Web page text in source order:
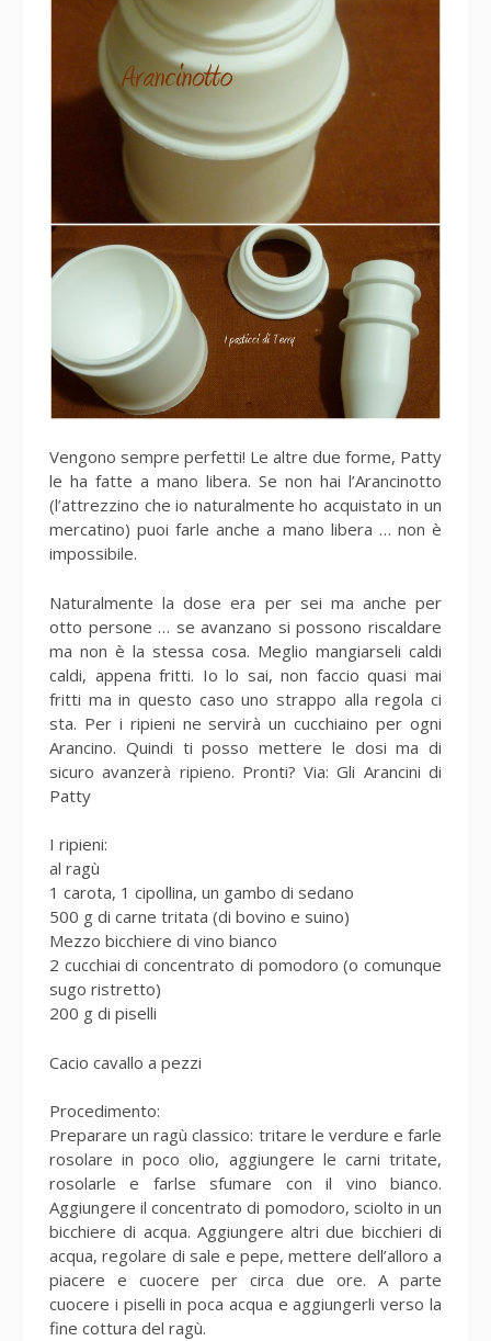
Vengono sempre perfetti! Le altre due forme, Patty
le ha fatte a mano libera. Se non hai l’Arancinotto
(l’attrezzino che io naturalmente ho acquistato in un
mercatino) puoi farle anche a mano libera … non è
impossibile.
Naturalmente la dose era per sei ma anche per
otto persone … se avanzano si possono riscaldare
ma non è la stessa cosa. Meglio mangiarseli caldi
caldi, appena fritti. Io lo sai, non faccio quasi mai
fritti ma in questo caso uno strappo alla regola ci
sta. Per i ripieni ne servirà un cucchiaino per ogni
Arancino. Quindi ti posso mettere le dosi ma di
sicuro avanzerà ripieno. Pronti? Via: Gli Arancini di
Patty
I ripieni:
al ragù
1 carota, 1 cipollina, un gambo di sedano
500 g di carne tritata (di bovino e suino)
Mezzo bicchiere di vino bianco
2 cucchiai di concentrato di pomodoro (o comunque
sugo ristretto)
200 g di piselli
Cacio cavallo a pezzi
Procedimento:
Preparare un ragù classico: tritare le verdure e farle
rosolare in poco olio, aggiungere le carni tritate,
rosolarle e farlse sfumare con il vino bianco.
Aggiungere il concentrato di pomodoro, sciolto in un
bicchiere di acqua. Aggiungere altri due bicchieri di
acqua, regolare di sale e pepe, mettere dell’alloro a
piacere e cuocere per circa due ore. A parte
cuocere i piselli in poca acqua e aggiungerli verso la
fine cottura del ragù.